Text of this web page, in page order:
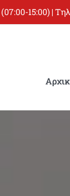
(07:00-15:00) |